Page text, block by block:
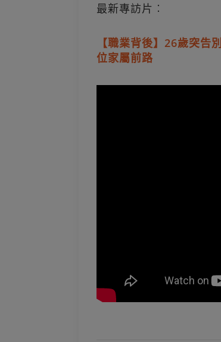
最新專訪片︰
【職業背後】26歲突
位家屬前路